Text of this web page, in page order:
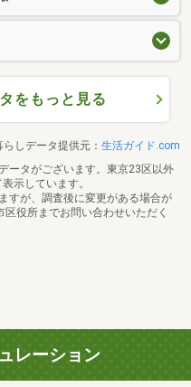
をもっと見る
らしデータ提供元： 生活ガイド.com
ータがございます。東京23区以外
示しています。
すが、調査後に変更がある場合が
役所までお問い合わせいただく
レーション